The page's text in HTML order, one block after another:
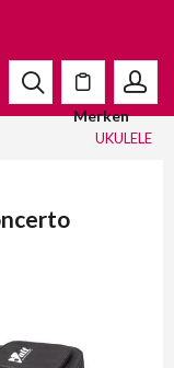
Merken
UKULELE